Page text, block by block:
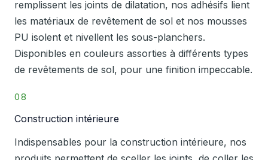
remplissent les joints de dilatation, nos adhésifs lient
les matériaux de revêtement de sol et nos mousses
PU isolent et nivellent les sous-planchers.
Disponibles en couleurs assorties à différents types
de revêtements de sol, pour une finition impeccable.
08
Construction intérieure
Indispensables pour la construction intérieure, nos